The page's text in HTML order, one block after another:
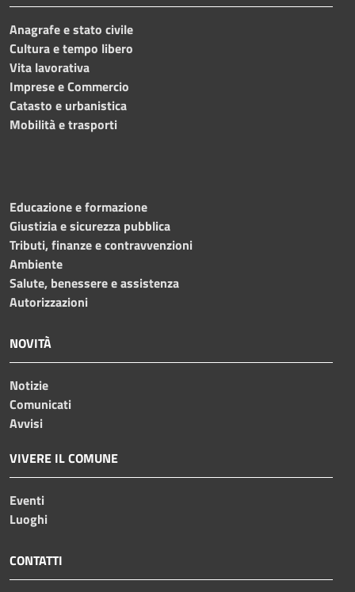
Anagrafe e stato civile
Cultura e tempo libero
Vita lavorativa
Imprese e Commercio
Catasto e urbanistica
Mobilità e trasporti
Educazione e formazione
Giustizia e sicurezza pubblica
Tributi, finanze e contravvenzioni
Ambiente
Salute, benessere e assistenza
Autorizzazioni
NOVITÀ
Notizie
Comunicati
Avvisi
VIVERE IL COMUNE
Eventi
Luoghi
CONTATTI